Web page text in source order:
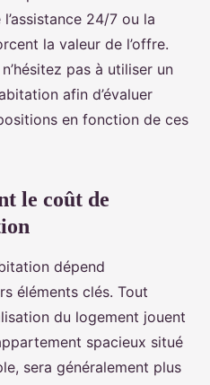
24/7 ou la
la valeur de l’offre.
pas à utiliser un
afin d’évaluer
en fonction de ces
le coût de
dépend
éléments clés. Tout
du logement jouent
spacieux situé
sera généralement plus